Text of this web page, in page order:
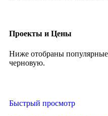
Проекты и Цены
Ниже отобраны
черновую.
Быстрый просмотр